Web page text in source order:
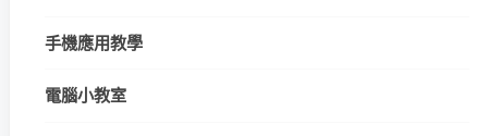
手機應用教學
電腦小教室